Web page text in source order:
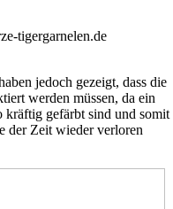
jedoch gezeigt, dass die
werden müssen, da ein
kräftig gefärbt sind und somit
der Zeit wieder verloren